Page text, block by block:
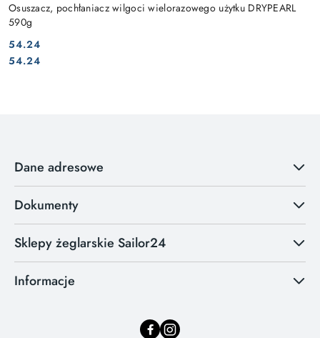
Osuszacz, pochłaniacz wilgoci wielorazowego użytku DRYPEARL
590g
Cena:
54.24
Cena:
54.24
Dane adresowe
Dokumenty
Sklepy żeglarskie Sailor24
Informacje